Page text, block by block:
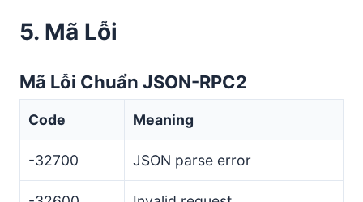
5. Mã Lỗi
Mã Lỗi Chuẩn JSON-RPC2
Code Meaning
-32700 JSON parse error